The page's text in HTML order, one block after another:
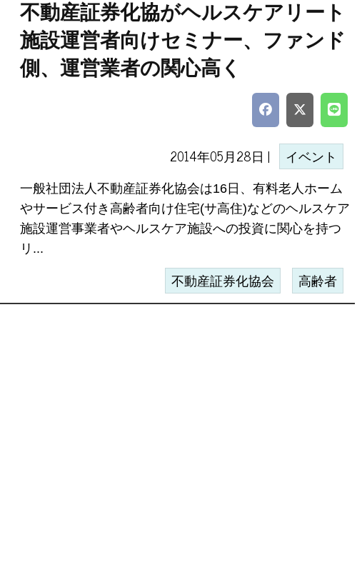
不動産証券化協がヘルスケアリート
施設運営者向けセミナー、ファンド
側、運営業者の関心高く
2014年05月28日 | イベント
一般社団法人不動産証券化協会は16日、有料老人ホーム
やサービス付き高齢者向け住宅(サ高住)などのヘルスケア
施設運営事業者やヘルスケア施設への投資に関心を持つ
リ...
不動産証券化協会 高齢者